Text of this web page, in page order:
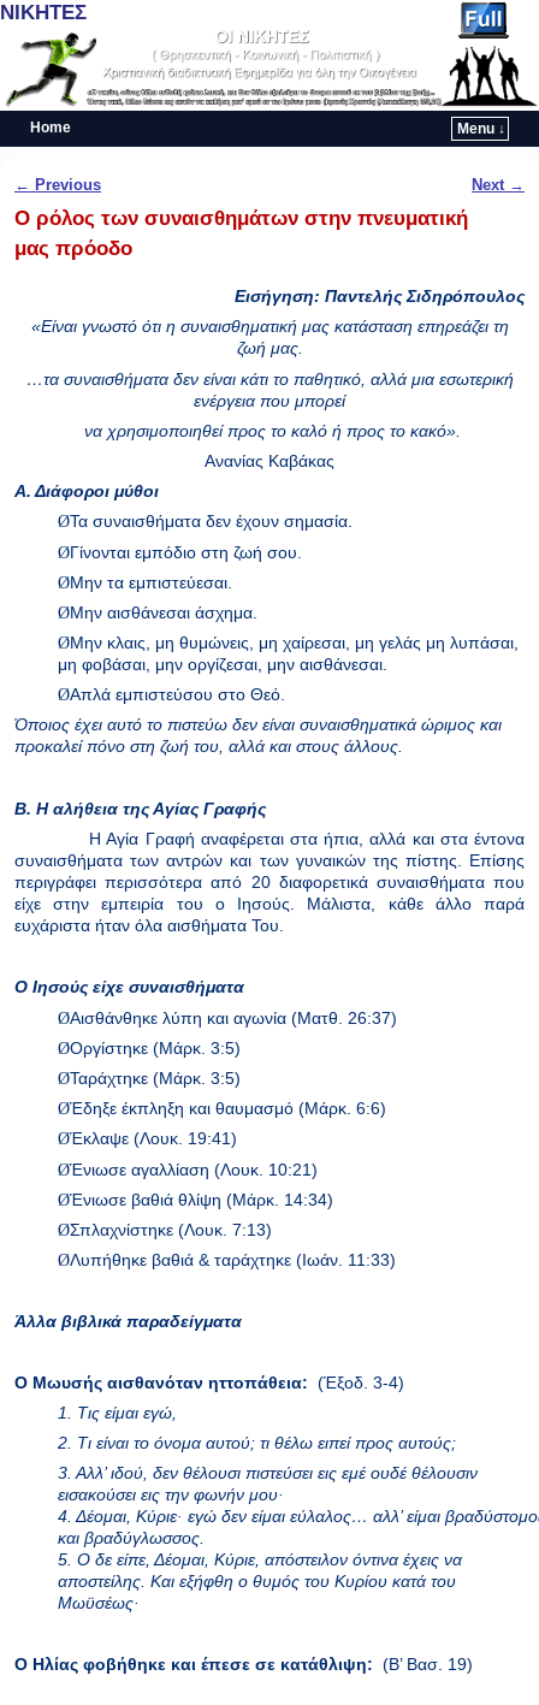
ΝΙΚΗΤΕΣ
Home
Menu ↓
Post navigation
← Previous Next →
Ο ρόλος των συναισθημάτων στην πνευματική
μας πρόοδο
Εισήγηση: Παντελής Σιδηρόπουλος
«Είναι γνωστό ότι η συναισθηματική μας κατάσταση επηρεάζει τη
ζωή μας.
…τα συναισθήματα δεν είναι κάτι το παθητικό, αλλά μια εσωτερική
ενέργεια που μπορεί
να χρησιμοποιηθεί προς το καλό ή προς το κακό».
Ανανίας Καβάκας
Α. Διάφοροι μύθοι
ØΤα συναισθήματα δεν έχουν σημασία.
ØΓίνονται εμπόδιο στη ζωή σου.
ØΜην τα εμπιστεύεσαι.
ØΜην αισθάνεσαι άσχημα.
ØΜην κλαις, μη θυμώνεις, μη χαίρεσαι, μη γελάς μη λυπάσαι,
μη φοβάσαι, μην οργίζεσαι, μην αισθάνεσαι.
ØΑπλά εμπιστεύσου στο Θεό.
Όποιος έχει αυτό το πιστεύω δεν είναι συναισθηματικά ώριμος και
προκαλεί πόνο στη ζωή του, αλλά και στους άλλους.
Β. Η αλήθεια της Αγίας Γραφής
Η Αγία Γραφή αναφέρεται στα ήπια, αλλά και στα έντονα
συναισθήματα των αντρών και των γυναικών της πίστης. Επίσης
περιγράφει περισσότερα από 20 διαφορετικά συναισθήματα που
είχε στην εμπειρία του ο Ιησούς. Μάλιστα, κάθε άλλο παρά
ευχάριστα ήταν όλα αισθήματα Του.
Ο Ιησούς είχε συναισθήματα
ØΑισθάνθηκε λύπη και αγωνία (Ματθ. 26:37)
ØΟργίστηκε (Μάρκ. 3:5)
ØΤαράχτηκε (Μάρκ. 3:5)
ØΈδηξε έκπληξη και θαυμασμό (Μάρκ. 6:6)
ØΈκλαψε (Λουκ. 19:41)
ØΈνιωσε αγαλλίαση (Λουκ. 10:21)
ØΈνιωσε βαθιά θλίψη (Μάρκ. 14:34)
ØΣπλαχνίστηκε (Λουκ. 7:13)
ØΛυπήθηκε βαθιά & ταράχτηκε (Ιωάν. 11:33)
Άλλα βιβλικά παραδείγματα
Ο Μωυσής αισθανόταν ηττοπάθεια: (Έξοδ. 3-4)
1. Τις είμαι εγώ,
2. Τι είναι το όνομα αυτού; τι θέλω ειπεί προς αυτούς;
3. Αλλ’ ιδού, δεν θέλουσι πιστεύσει εις εμέ ουδέ θέλουσιν
εισακούσει εις την φωνήν μου·
4. Δέομαι, Κύριε· εγώ δεν είμαι εύλαλος… αλλ’ είμαι
και βραδύγλωσσος.
5. Ο δε είπε, Δέομαι, Κύριε, απόστειλον όντινα έχεις να
αποστείλης. Και εξήφθη ο θυμός του Κυρίου κατά του
Μωϋσέως·
Ο Ηλίας φοβήθηκε και έπεσε σε κατάθλιψη: (Β’ Βασ. 19)